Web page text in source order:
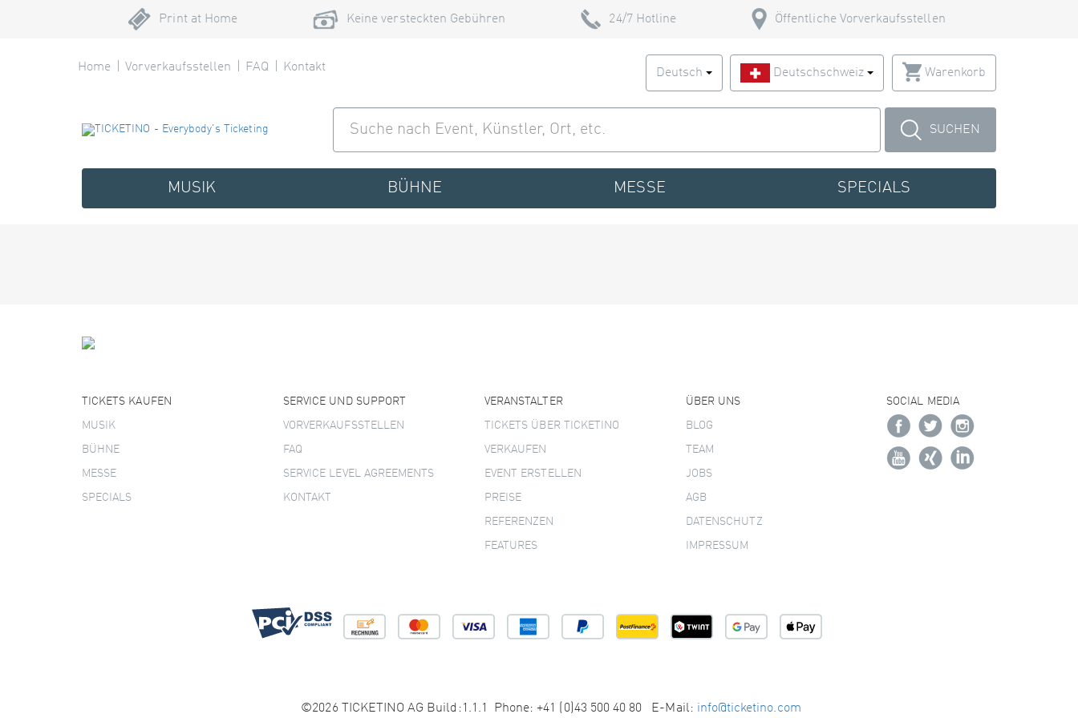
Print at Home Keine versteckten Gebühren 24/7 Hotline Öffentliche Vorverkaufsstellen
Home Vorverkaufsstellen FAQ Kontakt Deutsch Deutschschweiz Warenkorb
SUCHEN
MUSIK BÜHNE MESSE SPECIALS
TICKETS KAUFEN
MUSIK
BÜHNE
MESSE
SPECIALS
SERVICE UND SUPPORT
VORVERKAUFSSTELLEN
FAQ
SERVICE LEVEL AGREEMENTS
KONTAKT
VERANSTALTER
TICKETS ÜBER TICKETINO
VERKAUFEN
EVENT ERSTELLEN
PREISE
REFERENZEN
FEATURES
ÜBER UNS
BLOG
TEAM
JOBS
AGB
DATENSCHUTZ
IMPRESSUM
SOCIAL MEDIA
©2026 TICKETINO AG Build:1.1.1 Phone: +41 (0)43 500 40 80 E-Mail: info@ticketino.com